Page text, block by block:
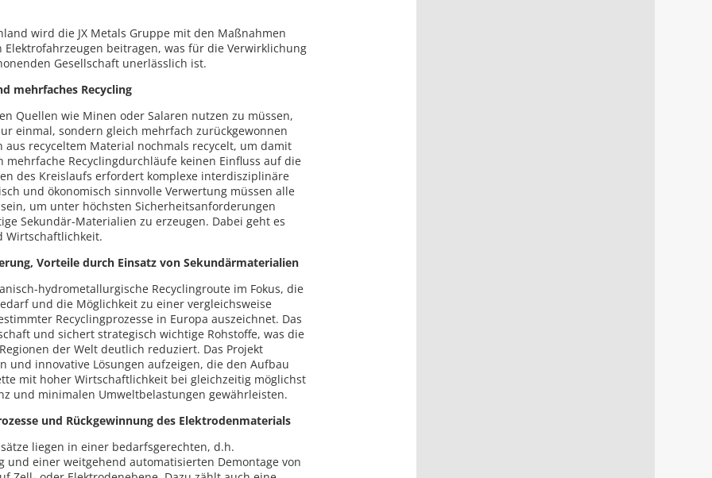
wird die JX Metals Gruppe mit den Maßnahmen
Elektrofahrzeugen beitragen, was für die Verwirklichung
Gesellschaft unerlässlich ist.
mehrfaches Recycling
Quellen wie Minen oder Salaren nutzen zu müssen,
einmal, sondern gleich mehrfach zurückgewonnen
aus recyceltem Material nochmals recycelt, um damit
mehrfache Recyclingdurchläufe keinen Einfluss auf die
des Kreislaufs erfordert komplexe interdisziplinäre
und ökonomisch sinnvolle Verwertung müssen alle
um unter höchsten Sicherheitsanforderungen
Sekundär-Materialien zu erzeugen. Dabei geht es
Wirtschaftlichkeit.
Vorteile durch Einsatz von Sekundärmaterialien
hydrometallurgische Recyclingroute im Fokus, die
und die Möglichkeit zu einer vergleichsweise
Recyclingprozesse in Europa auszeichnet. Das
und sichert strategisch wichtige Rohstoffe, was die
der Welt deutlich reduziert. Das Projekt
und innovative Lösungen aufzeigen, die den Aufbau
mit hoher Wirtschaftlichkeit bei gleichzeitig möglichst
und minimalen Umweltbelastungen gewährleisten.
und Rückgewinnung des Elektrodenmaterials
liegen in einer bedarfsgerechten, d.h.
und einer weitgehend automatisierten Demontage von